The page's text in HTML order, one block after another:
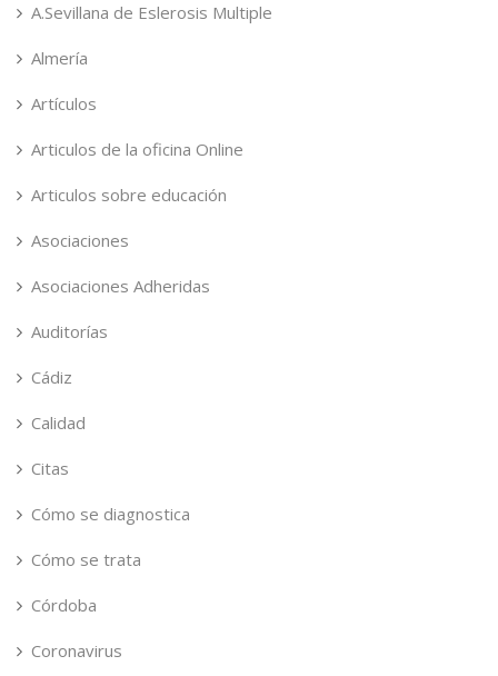
A.Sevillana de Eslerosis Multiple
Almería
Artículos
Articulos de la oficina Online
Articulos sobre educación
Asociaciones
Asociaciones Adheridas
Auditorías
Cádiz
Calidad
Citas
Cómo se diagnostica
Cómo se trata
Córdoba
Coronavirus